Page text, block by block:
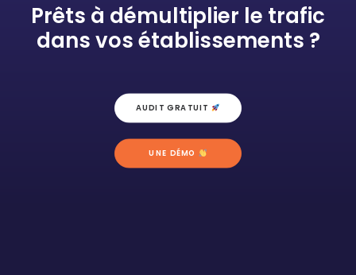
Prêts à démultiplier le trafic
dans vos établissements ?
AUDIT GRATUIT
UNE DÉMO